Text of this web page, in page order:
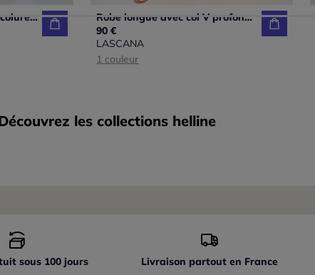
Débardeur de plage à encolure en V avec larges bretelles et imprimé unique
Robe longue avec col V profond et ourlet asymétrique à imprimé zèbre
90 €
LASCANA
1 couleur
les collections helline
sous 100 jours Livraison partouten France